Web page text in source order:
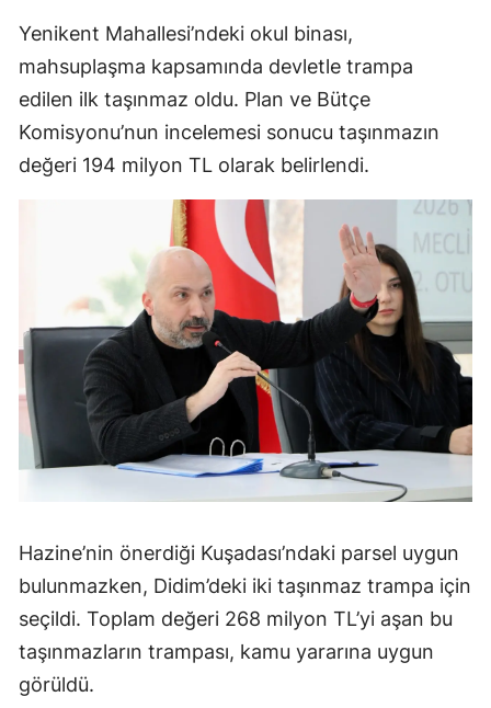
Yenikent Mahallesi’ndeki okul binası,
mahsuplaşma kapsamında devletle trampa
edilen ilk taşınmaz oldu. Plan ve Bütçe
Komisyonu’nun incelemesi sonucu taşınmazın
değeri 194 milyon TL olarak belirlendi.
Hazine’nin önerdiği Kuşadası’ndaki parsel uygun
bulunmazken, Didim’deki iki taşınmaz trampa için
seçildi. Toplam değeri 268 milyon TL’yi aşan bu
taşınmazların trampası, kamu yararına uygun
görüldü.